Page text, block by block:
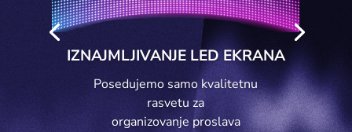
IZNAJMLJIVANJE LED EKRANA
Posedujemo samo kvalitetnu
rasvetu za
organizovanje proslava